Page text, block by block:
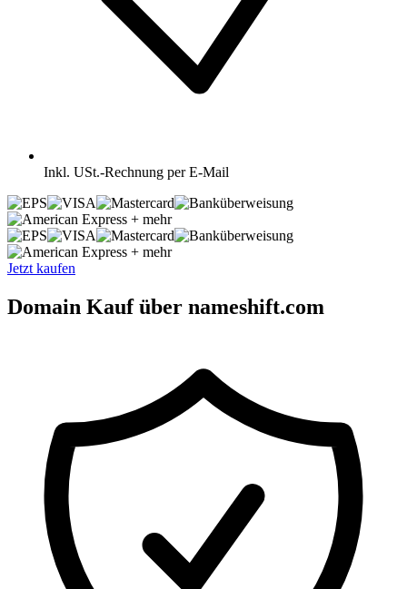
Inkl. USt.-Rechnung per E-Mail
+ mehr
+ mehr
Jetzt kaufen
Domain Kauf über nameshift.com